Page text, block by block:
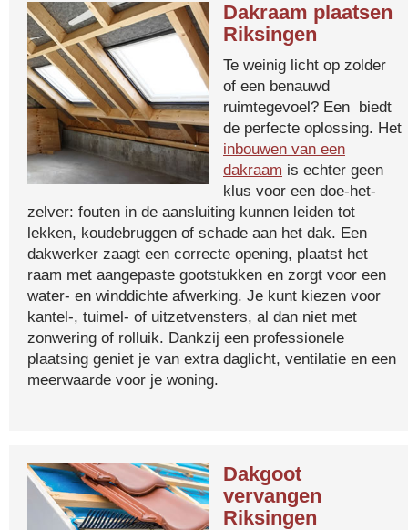
Dakraam plaatsen
Riksingen
Te weinig licht op zolder
of een benauwd
ruimtegevoel? Een biedt
de perfecte oplossing. Het
inbouwen van een
dakraam is echter geen
klus voor een doe-het-
zelver: fouten in de aansluiting kunnen leiden tot
lekken, koudebruggen of schade aan het dak. Een
dakwerker zaagt een correcte opening, plaatst het
raam met aangepaste gootstukken en zorgt voor een
water- en winddichte afwerking. Je kunt kiezen voor
kantel-, tuimel- of uitzetvensters, al dan niet met
zonwering of rolluik. Dankzij een professionele
plaatsing geniet je van extra daglicht, ventilatie en een
meerwaarde voor je woning.
Dakgoot
vervangen
Riksingen